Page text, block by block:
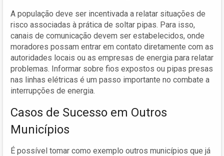
A população deve ser incentivada a relatar situações de
risco associadas à prática de soltar pipas. Para isso,
canais de comunicação devem ser estabelecidos, onde
moradores possam entrar em contato diretamente com as
autoridades locais ou as empresas de energia para relatar
problemas. Informar sobre fios expostos ou pipas presas
nas linhas elétricas é um passo importante no combate a
interrupções de energia.
Casos de Sucesso em Outros
Municípios
É possível tomar como exemplo outros municípios que já